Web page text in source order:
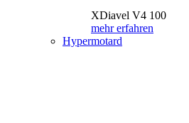
XDiavel V4 100
mehr erfahren
Hypermotard